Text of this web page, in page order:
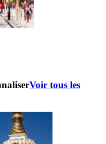
Voir tous les